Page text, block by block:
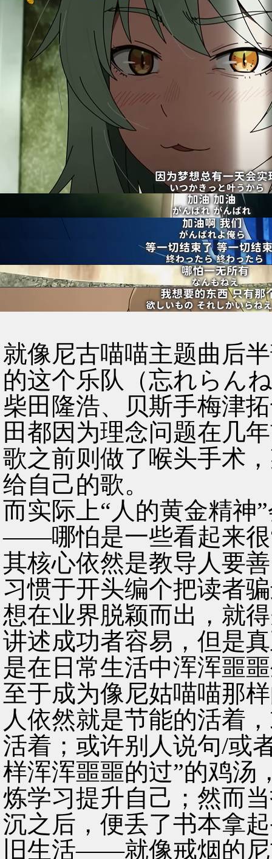
就像尼古喵喵主题曲后
的这个乐队（忘れらん
柴田隆浩、贝斯手梅津
田都因为理念问题在几
歌之前则做了喉头手术
给自己的歌。
而实际上“人的黄金精神
——哪怕是一些看起来很
其核心依然是教导人要
习惯于开头编个把读者
想在业界脱颖而出，就
讲述成功者容易，但是
是在日常生活中浑浑噩
至于成为像尼姑喵喵那
人依然就是节能的活着
活着；或许别人说句/或
样浑浑噩噩的过”的鸡汤
炼学习提升自己；然而
沉之后，便丢了书本拿
旧生活——就像戒烟的